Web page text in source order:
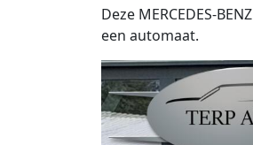
Deze MERCEDES-
een automaat.